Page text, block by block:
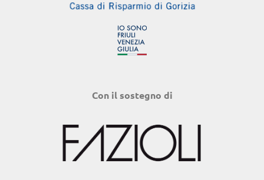
Con il sostegno di